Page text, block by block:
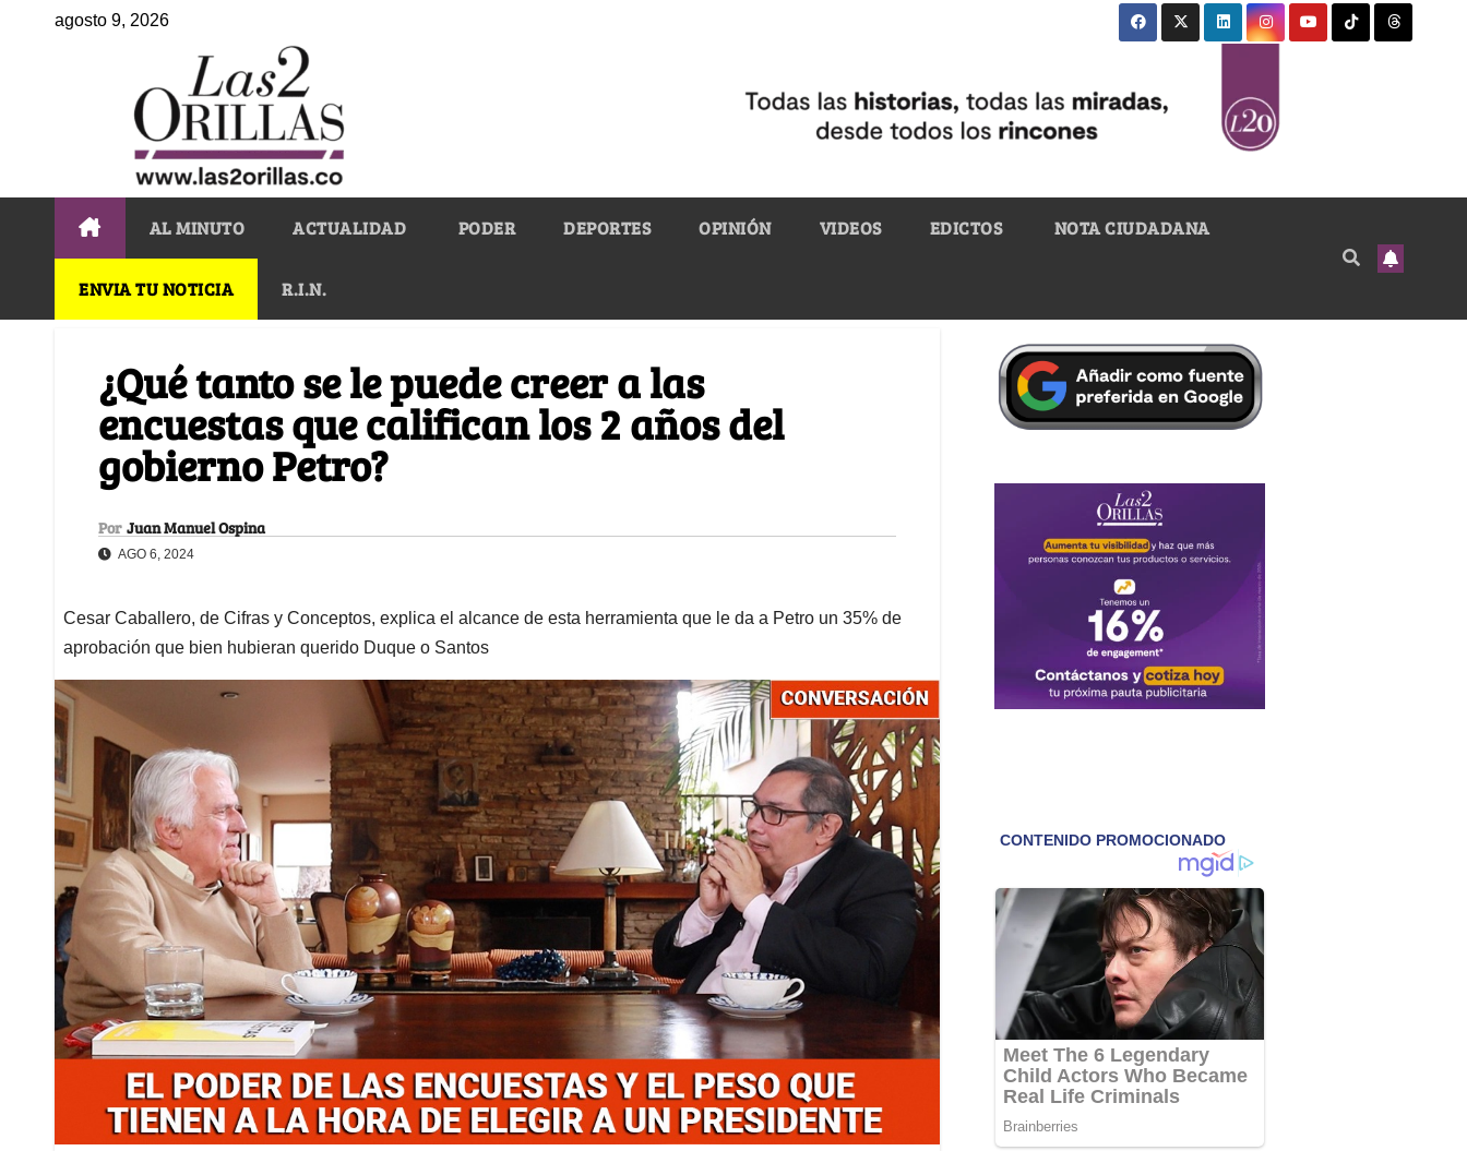
agosto 9, 2026
AL MINUTO ACTUALIDAD PODER DEPORTES OPINIÓN VIDEOS EDICTOS NOTA CIUDADANA
ENVIA TU NOTICIA R.I.N.
¿Qué tanto se le puede creer a las
encuestas que califican los 2 años del
gobierno Petro?
Por Juan Manuel Ospina
AGO 6, 2024
Cesar Caballero, de Cifras y Conceptos, explica el alcance de esta herramienta que le da a Petro un 35% de
aprobación que bien hubieran querido Duque o Santos